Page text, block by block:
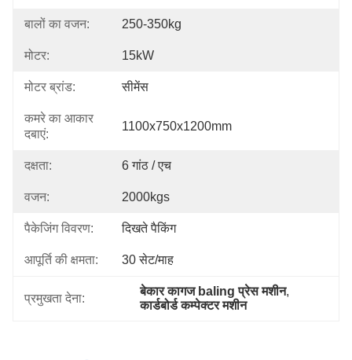
बालों का वजन: 250-350kg
मोटर: 15kW
मोटर ब्रांड: सीमेंस
कमरे का आकार
दबाएं:
1100x750x1200mm
दक्षता: 6 गांठ / एच
वजन: 2000kgs
पैकेजिंग विवरण: दिखते पैकिंग
आपूर्ति की क्षमता: 30 सेट/माह
प्रमुखता देना:
बेकार कागज baling प्रेस मशीन,
कार्डबोर्ड कम्पेक्टर मशीन